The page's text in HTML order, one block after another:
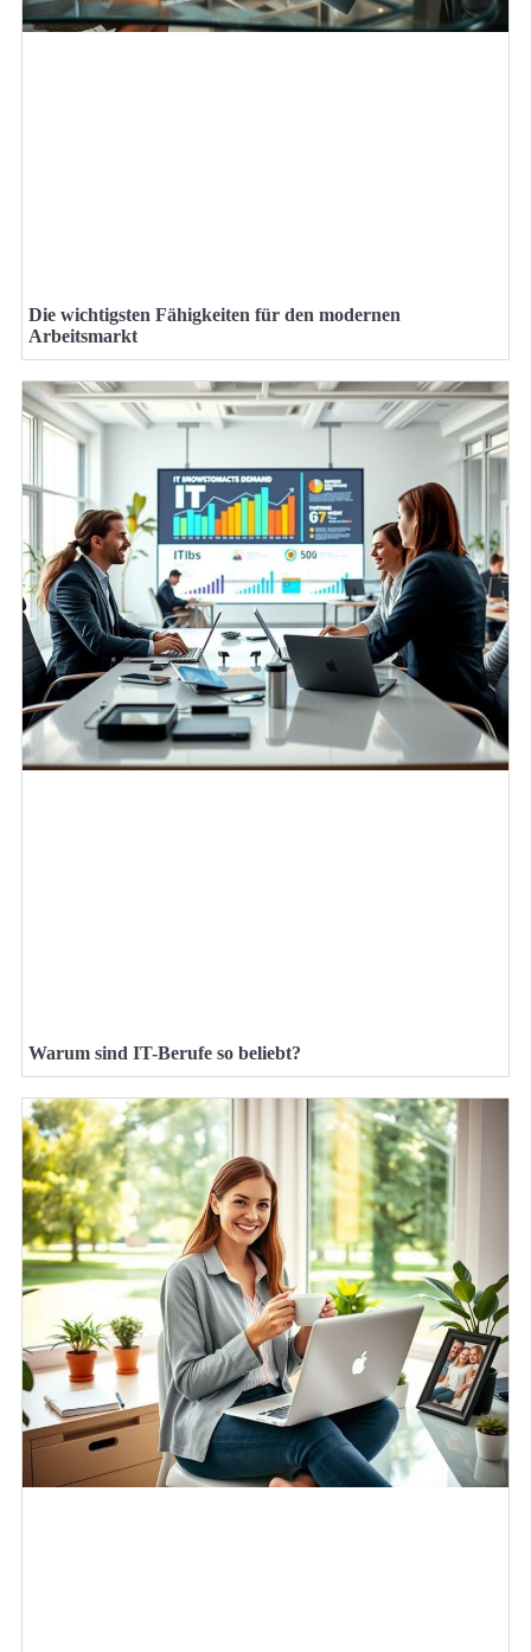
Die wichtigsten Fähigkeiten für den modernen
Arbeitsmarkt
Warum sind IT-Berufe so beliebt?